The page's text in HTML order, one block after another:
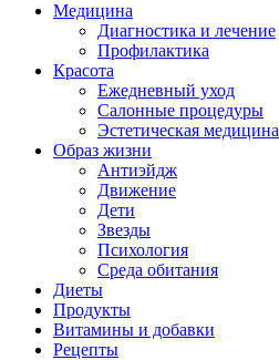
Медицина
Диагностика и лечение
Профилактика
Красота
Ежедневный уход
Салонные процедуры
Эстетическая медицина
Образ жизни
Антиэйдж
Движение
Дети
Звезды
Психология
Среда обитания
Диеты
Продукты
Витамины и добавки
Рецепты